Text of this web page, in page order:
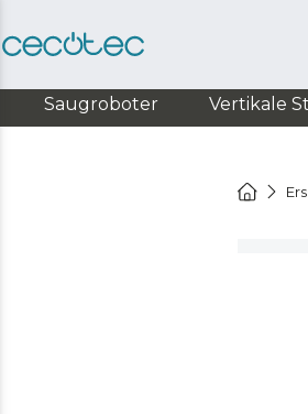
Saugroboter Vertikale